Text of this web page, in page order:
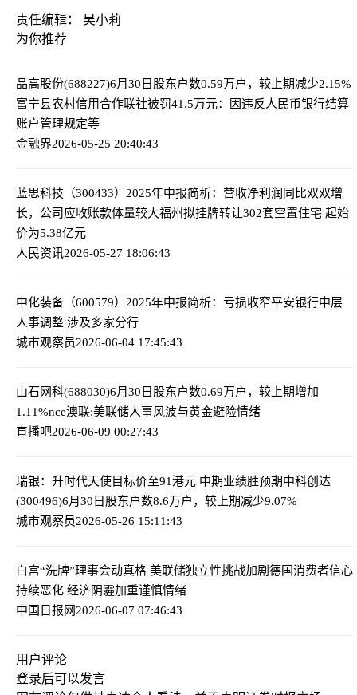
责任编辑： 吴小莉
为你推荐
品高股份(688227)6月30日股东户数0.59万户，较上期减少2.15%
富宁县农村信用合作联社被罚41.5万元：因违反人民币银行结算
账户管理规定等
金融界2026-05-25 20:40:43
蓝思科技（300433）2025年中报简析：营收净利润同比双双增
长，公司应收账款体量较大福州拟挂牌转让302套空置住宅 起始
价为5.38亿元
人民资讯2026-05-27 18:06:43
中化装备（600579）2025年中报简析：亏损收窄平安银行中层
人事调整 涉及多家分行
城市观察员2026-06-04 17:45:43
山石网科(688030)6月30日股东户数0.69万户，较上期增加
1.11%nce澳联:美联储人事风波与黄金避险情绪
直播吧2026-06-09 00:27:43
瑞银：升时代天使目标价至91港元 中期业绩胜预期中科创达
(300496)6月30日股东户数8.6万户，较上期减少9.07%
城市观察员2026-05-26 15:11:43
白宫“洗牌”理事会动真格 美联储独立性挑战加剧 德国消费者信心
持续恶化 经济阴霾加重谨慎情绪
中国日报网2026-06-07 07:46:43
用户评论
登录后可以发言